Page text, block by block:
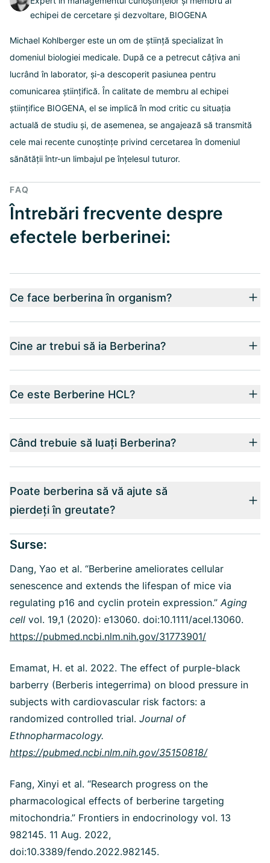
echipei de cercetare și dezvoltare, BIOGENA
Michael Kohlberger este un om de știință specializat în
domeniul biologiei medicale. După ce a petrecut câțiva ani
lucrând în laborator, și-a descoperit pasiunea pentru
comunicarea științifică. În calitate de membru al echipei
științifice BIOGENA, el se implică în mod critic cu situația
actuală de studiu și, de asemenea, se angajează să transmită
cele mai recente cunoștințe privind cercetarea în domeniul
sănătății într-un limbajul pe înțelesul tuturor.
FAQ
Întrebări frecvente despre
efectele berberinei:
Ce face berberina în organism?
Cine ar trebui să ia Berberina?
Ce este Berberine HCL?
Când trebuie să luați Berberina?
Poate berberina să vă ajute să
pierdeți în greutate?
Surse:
Dang, Yao et al. “Berberine ameliorates cellular
senescence and extends the lifespan of mice via
regulating p16 and cyclin protein expression.” Aging
cell vol. 19,1 (2020): e13060. doi:10.1111/acel.13060.
https://pubmed.ncbi.nlm.nih.gov/31773901/
Emamat, H. et al. 2022. The effect of purple-black
barberry (Berberis integerrima) on blood pressure in
subjects with cardiovascular risk factors: a
randomized controlled trial. Journal of
Ethnopharmacology.
https://pubmed.ncbi.nlm.nih.gov/35150818/
Fang, Xinyi et al. “Research progress on the
pharmacological effects of berberine targeting
mitochondria.” Frontiers in endocrinology vol. 13
982145. 11 Aug. 2022,
doi:10.3389/fendo.2022.982145.